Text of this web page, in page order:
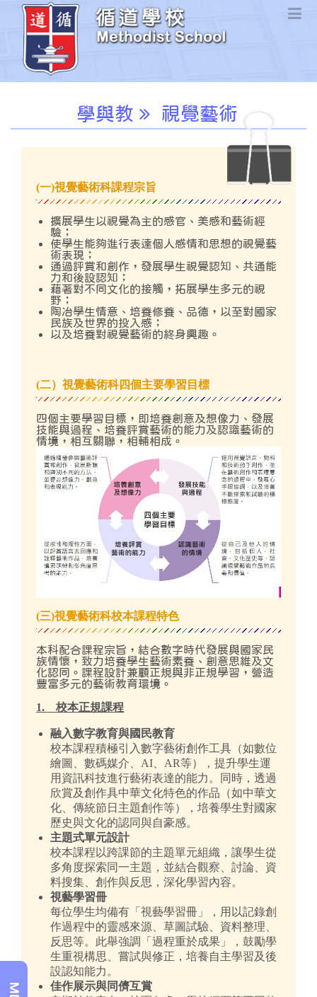
學與教 視覺藝術
(一)視覺藝術科課程宗旨
擴展學生以視覺為主的感官、美感和藝術經
驗；
使學生能夠進行表達個人感情和思想的視覺藝
術表現；
通過評賞和創作，發展學生視覺認知、共通能
力和後設認知；
藉著對不同文化的接觸，拓展學生多元的視
野；
陶冶學生情意、培養修養、品德，以至對國家
民族及世界的投入感；
以及培養對視覺藝術的終身興趣。
(二）視覺藝術科四個主要學習目標
四個主要學習目標，即培養創意及想像力、發展
技能與過程、培養評賞藝術的能力及認識藝術的
情境，相互關聯，相輔相成。
(三)視覺藝術科校本課程特色
本科配合課程宗旨，結合數字時代發展與國家民
族情懷，致力培養學生藝術素養、創意思維及文
化認同。課程設計兼顧正規與非正規學習，營造
豐富多元的藝術教育環境。
1. 校本正規課程
融入數字教育與國民教育
校本課程積極引入數字藝術創作工具（如數位
繪圖、數碼媒介、AI、AR等），提升學生運
用資訊科技進行藝術表達的能力。同時，透過
欣賞及創作具中華文化特色的作品（如中華文
化、傳統節日主題創作等），培養學生對國家
歷史與文化的認同與自豪感。
主題式單元設計
校本課程以跨課節的主題單元組織，讓學生從
多角度探索同一主題，並結合觀察、討論、資
料搜集、創作與反思，深化學習內容。
視藝學習冊
每位學生均備有「視藝學習冊」，用以記錄創
作過程中的靈感來源、草圖試驗、資料整理、
反思等。此舉強調「過程重於成果」，鼓勵學
生重視構思、嘗試與修正，培養自主學習及後
設認知能力。
佳作展示與同儕互賞